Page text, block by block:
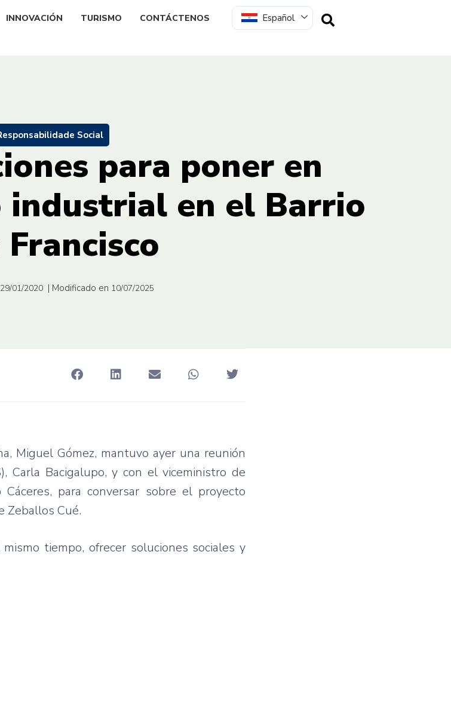
INNOVACIÓN TURISMO CONTÁCTENOS Español
Social
para poner en
industrial en el Barrio
Francisco
29/01/2020 | Modificado en 10/07/2025
Miguel Gómez, mantuvo ayer una reunión
Carla Bacigalupo, y con el viceministro de
para conversar sobre el proyecto
Zeballos Cué.
tiempo, ofrecer soluciones sociales y